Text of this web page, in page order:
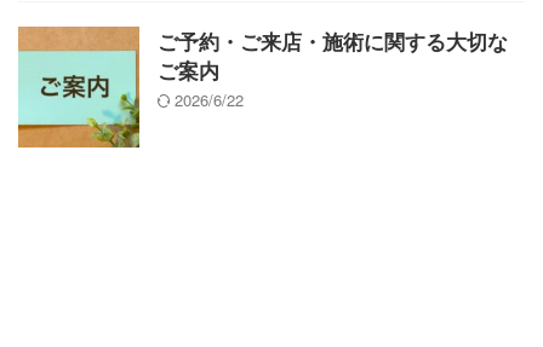
ご予約・ご来店・施術に関する大切な
ご案内
2026/6/22